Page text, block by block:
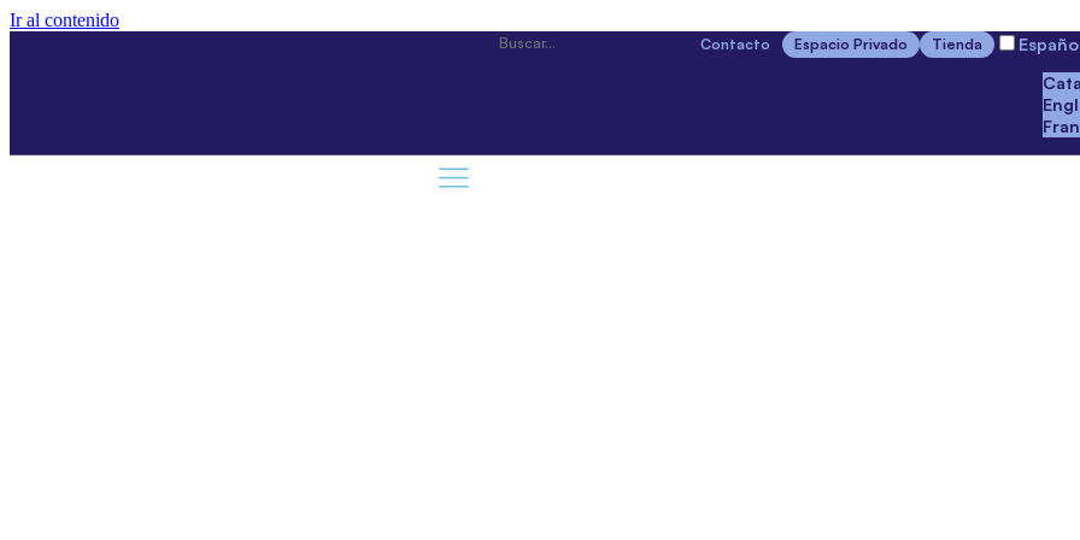
Ir al contenido
Contacto Espacio Privado Tienda